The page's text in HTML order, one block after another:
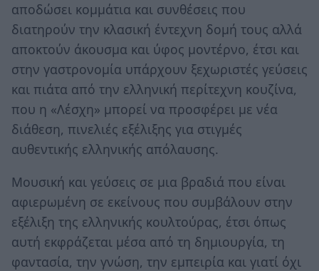
αποδώσει κομμάτια και συνθέσεις που
διατηρούν την κλασική έντεχνη δομή τους αλλά
αποκτούν άκουσμα και ύφος μοντέρνο, έτσι και
στην γαστρονομία υπάρχουν ξεχωριστές γεύσεις
και πιάτα από την ελληνική περίτεχνη κουζίνα,
που η «Λέσχη» μπορεί να προσφέρει με νέα
διάθεση, πινελιές εξέλιξης για στιγμές
αυθεντικής ελληνικής απόλαυσης.
Μουσική και γεύσεις σε μια βραδιά που είναι
αφιερωμένη σε εκείνους που συμβάλουν στην
εξέλιξη της ελληνικής κουλτούρας, έτσι όπως
αυτή εκφράζεται μέσα από τη δημιουργία, τη
φαντασία, την γνώση, την εμπειρία και γιατί όχι